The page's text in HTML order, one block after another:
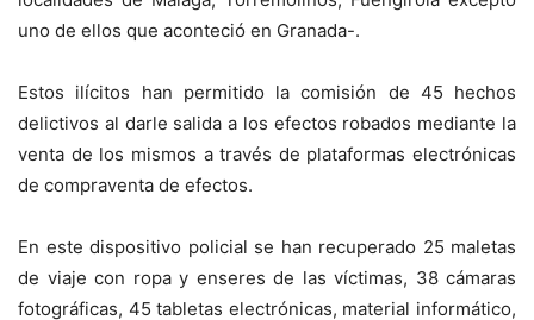
uno de ellos que aconteció en Granada-.
Estos ilícitos han permitido la comisión de 45 hechos
delictivos al darle salida a los efectos robados mediante la
venta de los mismos a través de plataformas electrónicas
de compraventa de efectos.
En este dispositivo policial se han recuperado 25 maletas
de viaje con ropa y enseres de las víctimas, 38 cámaras
fotográficas, 45 tabletas electrónicas, material informático,